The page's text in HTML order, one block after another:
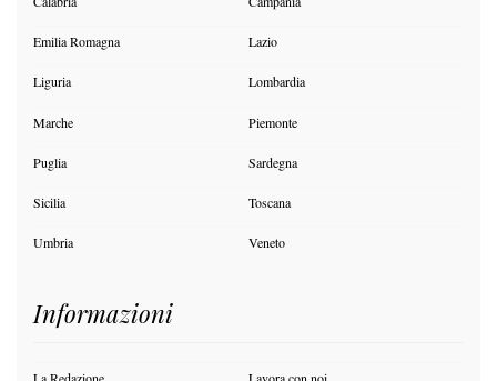
Emilia Romagna Lazio
Liguria Lombardia
Marche Piemonte
Puglia Sardegna
Sicilia Toscana
Umbria Veneto
Informazioni